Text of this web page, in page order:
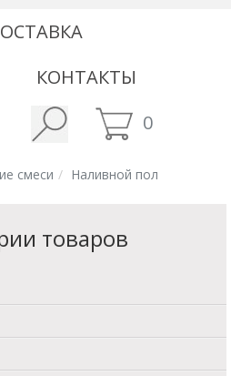
КОНТАКТЫ
0
смеси Наливной пол
товаров